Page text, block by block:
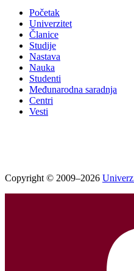
Početak
Univerzitet
Članice
Studije
Nastava
Nauka
Studenti
Međunarodna saradnja
Centri
Vesti
Copyright © 2009–2026